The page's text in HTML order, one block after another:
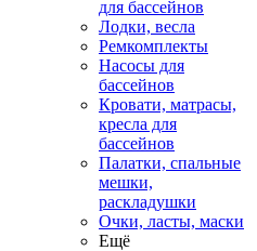
для бассейнов
Лодки, весла
Ремкомплекты
Насосы для
бассейнов
Кровати, матрасы,
кресла для
бассейнов
Палатки, спальные
мешки,
раскладушки
Очки, ласты, маски
Ещё